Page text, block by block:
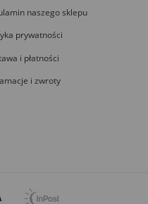
naszego sklepu
prywatności
i płatności
i zwroty